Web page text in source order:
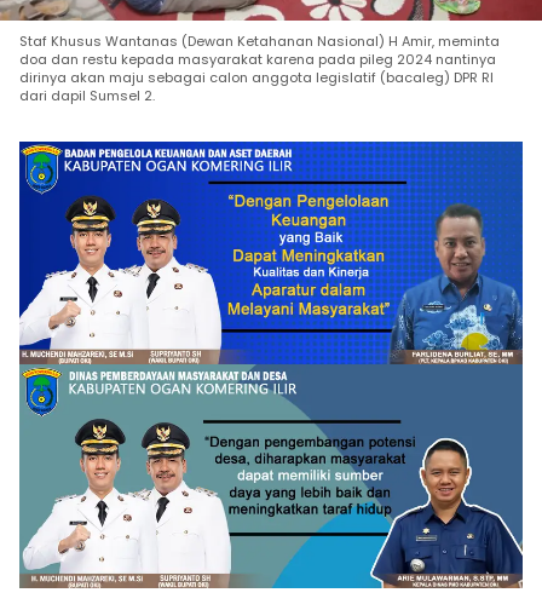
Staf Khusus Wantanas (Dewan Ketahanan Nasional) H Amir, meminta
doa dan restu kepada masyarakat karena pada pileg 2024 nantinya
dirinya akan maju sebagai calon anggota legislatif (bacaleg) DPR RI
dari dapil Sumsel 2.